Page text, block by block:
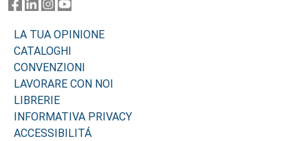
LA TUA OPINIONE
CATALOGHI
CONVENZIONI
LAVORARE CON NOI
LIBRERIE
INFORMATIVA PRIVACY
ACCESSIBILITÁ